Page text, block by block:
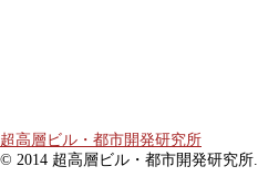
超高層ビル・都市開発研究所
© 2014 超高層ビル・都市開発研究所.